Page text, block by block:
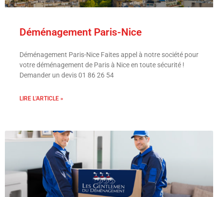
Déménagement Paris-Nice
Déménagement Paris-Nice Faites appel à notre société pour
votre déménagement de Paris à Nice en toute sécurité !
Demander un devis 01 86 26 54
LIRE L'ARTICLE »